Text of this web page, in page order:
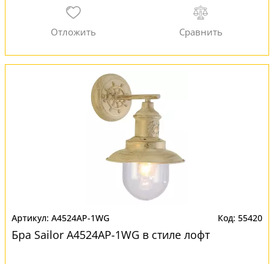
A4524AP-1WG 55420
Бра Sailor A4524AP-1WG в стиле лофт